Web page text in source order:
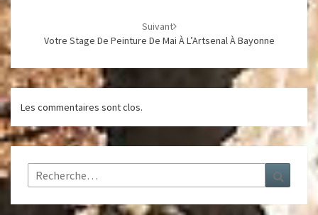
Suivant
Votre Stage De Peinture De Mai À L’Artsenal À Bayonne
Les commentaires sont clos.
Rechercher :